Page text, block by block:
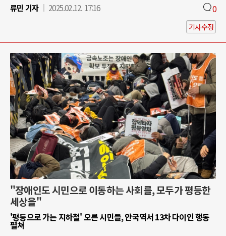
류민 기자
2025.02.12. 17:16 0
기사수정
"장애인도 시민으로 이동하는 사회를, 모두가 평등한
세상을"
'평등으로 가는 지하철' 오른 시민들, 안국역서 13차 다이인 행동
펼쳐